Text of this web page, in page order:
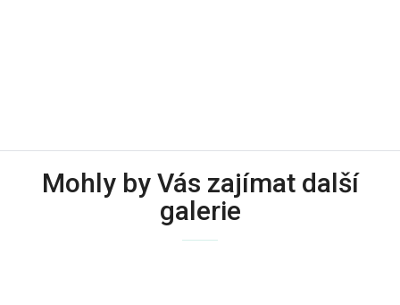
Mohly by Vás zajímat další
galerie